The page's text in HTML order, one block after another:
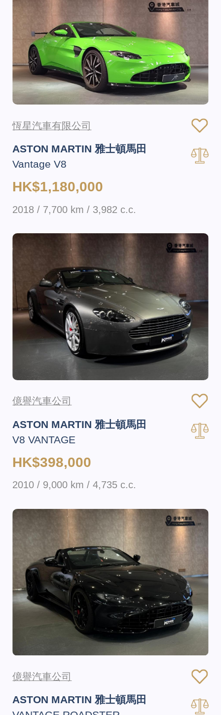
恆星汽車有限公司
ASTON MARTIN 雅士頓馬田
Vantage V8
HK$1,180,000
2018 / 7,700 km / 3,982 c.c.
億譽汽車公司
ASTON MARTIN 雅士頓馬田
V8 VANTAGE
HK$398,000
2010 / 9,000 km / 4,735 c.c.
億譽汽車公司
ASTON MARTIN 雅士頓馬田